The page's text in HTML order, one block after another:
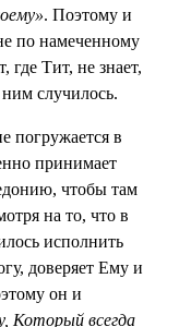
. Поэтому и
по намеченному
где Тит, не знает,
случилось.
погружается в
принимает
чтобы там
на то, что в
исполнить
доверяет Ему и
он и
Который всегда